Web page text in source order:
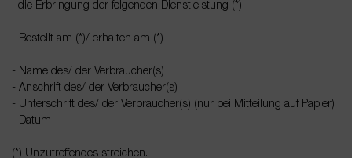
die Erbringung der folgenden Dienstleistung (*)
- Bestellt am (*)/ erhalten am (*)
- Name des/ der Verbraucher(s)
- Anschrift des/ der Verbraucher(s)
- Unterschrift des/ der Verbraucher(s) (nur bei Mitteilung auf Papier)
- Datum
(*) Unzutreffendes streichen.